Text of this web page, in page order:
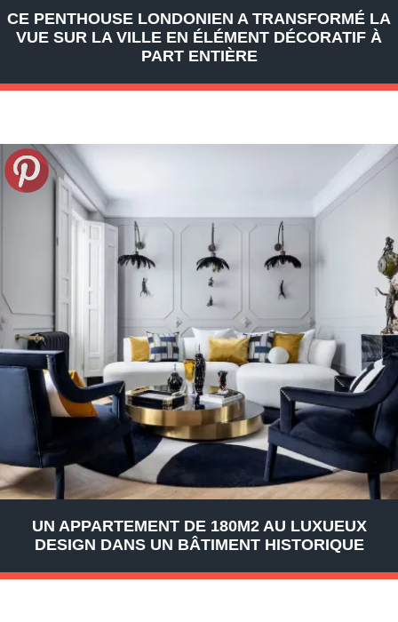
CE PENTHOUSE LONDONIEN A TRANSFORMÉ LA
VUE SUR LA VILLE EN ÉLÉMENT DÉCORATIF À
PART ENTIÈRE
UN APPARTEMENT DE 180M2 AU LUXUEUX
DESIGN DANS UN BÂTIMENT HISTORIQUE